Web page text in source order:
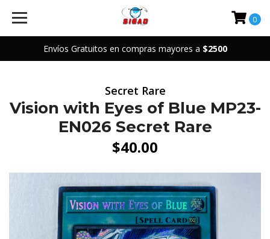
Envíos Gratuitos en compras mayores a $2500
0
Secret Rare
Vision with Eyes of Blue MP23-
EN026 Secret Rare
$40.00